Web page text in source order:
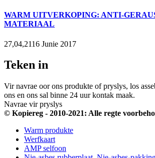
WARM UITVERKOPING: ANTI-
MATERIAAL
27,04,2116 Junie 2017
Teken in
Vir navrae oor ons produkte of pryslys, los
ons en ons sal binne 24 uur kontak maak.
Navrae vir pryslys
© Kopiereg - 2010-2021: Alle regte
Warm produkte
Werfkaart
AMP selfoon